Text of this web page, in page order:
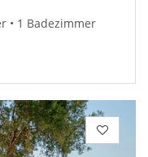
• 1 Badezimmer